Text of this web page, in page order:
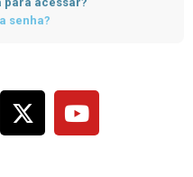
senha?